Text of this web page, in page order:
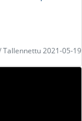
Tallennettu 2021-05-19